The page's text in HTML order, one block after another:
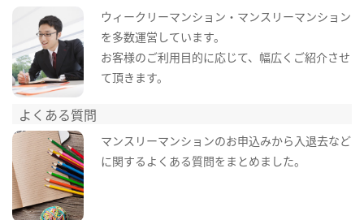
ウィークリーマンション・マンスリーマンション
を多数運営しています。
お客様のご利用目的に応じて、幅広くご紹介させ
て頂きます。
よくある質問
マンスリーマンションのお申込みから入退去など
に関するよくある質問をまとめました。